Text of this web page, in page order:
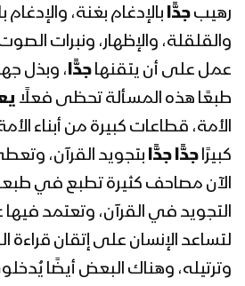
1441هـ
المحاضرة الرمضانية
الثورة السيد
1441هـ
المحاضرة الرمضانية
الثورة السيد
1441هـ
المحاضرة الرمضانية
الثورة السيد
1441هـ
رهيب جدًّا بالإدغام بغنة، والإدغام
والقلقلة، والإظهار، ونبرات
عمل على أن يتقنها جدًّا، وبذل
طبعًا هذه المسألة تحظى فعلًا
الأمة، قطاعات كبيرة من أبناء
كبيرًا جدًّا جدًّا بتجويد القرآن،
الآن مصاحف كثيرة تطبع في
التجويد في القرآن، وتعتمد فيها
لتساعد الإنسان على إتقان قراءة
وترتيله، وهناك البعض أيضًا